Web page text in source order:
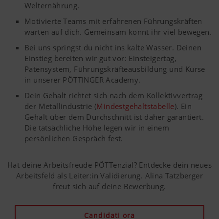
Nazione
lingua
(lang)
Memorizza
della
nazione e
della lingua
dell'utente.
6 Mesi
contenuti del nostro sito web vengono sfruttati
e quanto spesso questi vengono richiamati.
Scopo dei
Cookies
Durata
Google
Analisi
questa pagina,
vedi sotto.
6 Mesi
Maggiori informazioni
Marketing
Desideriamo mostrarvi contenuti interessanti
sul nostro sito web e sui social media, perciò
utilizziamo tecnologie web (anche cookies) di
alcune aziende partner. Così i contenuti
rappresentati verranno adattati e visualizzati in
Scopo dei Cookies
Incorporiamo sulla nostra pagina web
Maggiori informazioni
Welternährung.
Motivierte Teams mit erfahrenen Führungskräften
warten auf dich. Gemeinsam könnt ihr viel bewegen.
Bei uns springst du nicht ins kalte Wasser. Deinen
Einstieg bereiten wir gut vor: Einsteigertag,
Patensystem, Führungskräfteausbildung und Kurse
in unserer PÖTTINGER Academy.
Dein Gehalt richtet sich nach dem Kollektivvertrag
der Metallindustrie (Mindestgehaltstabelle). Ein
Gehalt über dem Durchschnitt ist daher garantiert.
Die tatsächliche Höhe legen wir in einem
persönlichen Gespräch fest.
Hat deine Arbeitsfreude PÖTTenzial? Entdecke dein neues
Arbeitsfeld als Leiter:in Validierung. Alina Tatzberger
freut sich auf deine Bewerbung.
Candidati ora